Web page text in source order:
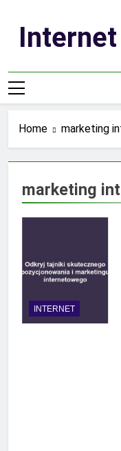
content
Home marketing
marketing
INTERNET